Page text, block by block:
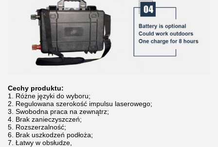
Cechy produktu:
1. Różne języki do wyboru;
2. Regulowana szerokość impulsu laserowego;
3. Swobodna praca na zewnątrz;
4. Brak zanieczyszczeń;
5. Rozszerzalność;
6. Brak uszkodzeń podłoża;
7. Łatwy w obsłudze,